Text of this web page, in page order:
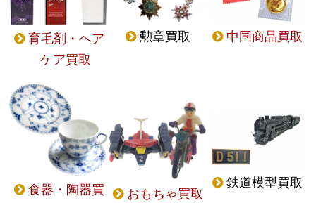
育毛剤・ヘア
ケア買取
勲章買取 中国商品買取
食器・陶器買
おもちゃ買取
鉄道模型買取